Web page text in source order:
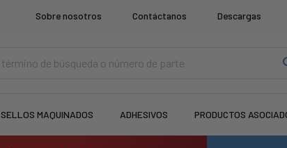
Sobre nosotros Contáctanos Descargas
SELLOS MAQUINADOS ADHESIVOS PRODUCTOS